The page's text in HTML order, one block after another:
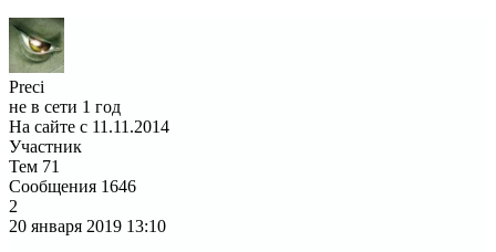
Preci
не в сети 1 год
На сайте с 11.11.2014
Участник
Тем 71
Сообщения 1646
2
20 января 2019 13:10